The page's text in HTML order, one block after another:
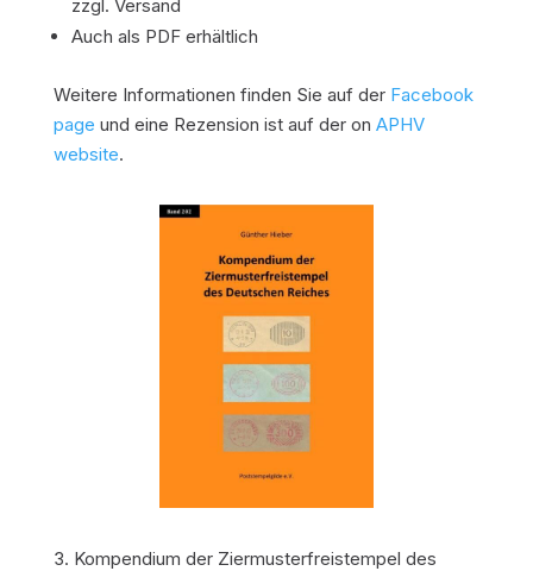
zzgl. Versand
Auch als PDF erhältlich
Weitere Informationen finden Sie auf der Facebook
page und eine Rezension ist auf der on APHV
website.
3. Kompendium der Ziermusterfreistempel des